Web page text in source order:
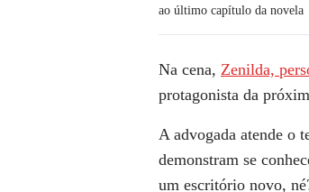
ao último capítulo da novela
Na cena, Zenilda,
protagonista da
A advogada atende o
demonstram se
um escritório novo,